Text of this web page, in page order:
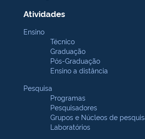
Atividades
Ensino
Técnico
Graduação
Pós-Graduação
Ensino a distância
Pesquisa
Programas
Pesquisadores
Grupos e Núcleos de
Laboratórios